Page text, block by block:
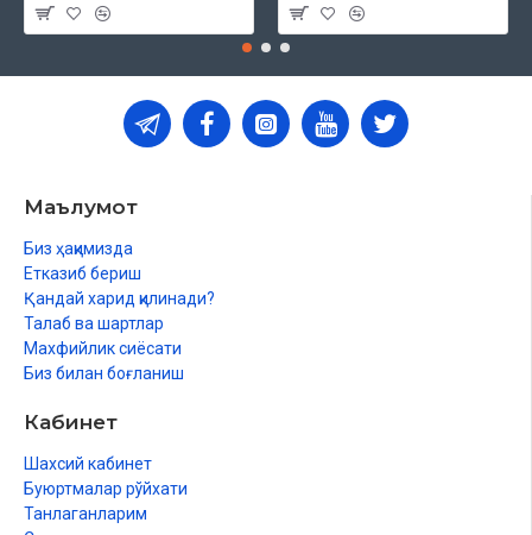
Маълумот
Биз ҳақимизда
Етказиб бериш
Қандай харид қилинади?
Талаб ва шартлар
Махфийлик сиёсати
Биз билан боғланиш
Кабинет
Шахсий кабинет
Буюртмалар рўйхати
Танлаганларим